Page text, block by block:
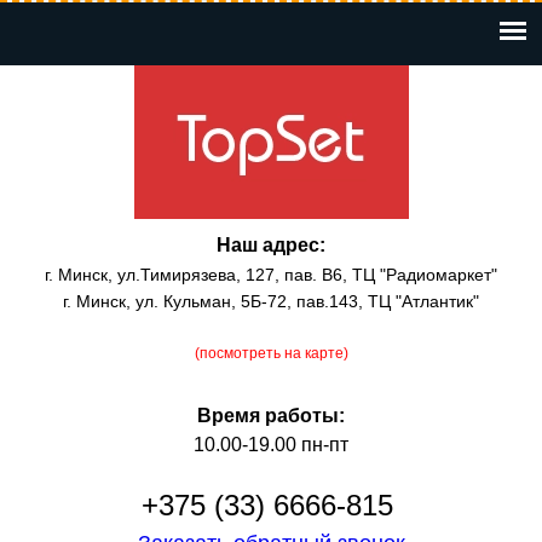
содержанию
Наш адрес:
г. Минск, ул.Тимирязева, 127, пав. В6, ТЦ "Радиомаркет"
г. Минск, ул. Кульман, 5Б-72, пав.143, ТЦ "Атлантик"
(посмотреть на карте)
Время работы:
10.00-19.00 пн-пт
+375 (33) 6666-815